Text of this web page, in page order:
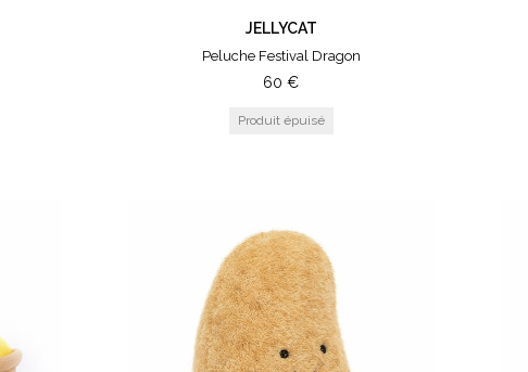
JELLYCAT
Peluche Festival Dragon
60 €